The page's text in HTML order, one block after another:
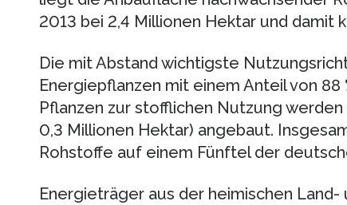
2013 bei 2,4 Millionen Hektar und damit
Die mit Abstand wichtigste
Energiepflanzen mit einem Anteil von 88
Pflanzen zur stofflichen Nutzung
0,3 Millionen Hektar) angebaut.
Rohstoffe auf einem Fünftel der
Energieträger aus der heimischen